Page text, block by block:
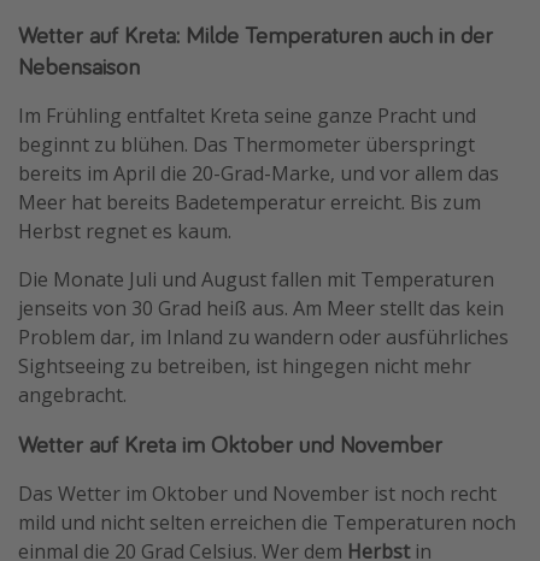
Wetter auf Kreta: Milde Temperaturen auch in der
Nebensaison
Im Frühling entfaltet Kreta seine ganze Pracht und
beginnt zu blühen. Das Thermometer überspringt
bereits im April die 20-Grad-Marke, und vor allem das
Meer hat bereits Badetemperatur erreicht. Bis zum
Herbst regnet es kaum.
Die Monate Juli und August fallen mit Temperaturen
jenseits von 30 Grad heiß aus. Am Meer stellt das kein
Problem dar, im Inland zu wandern oder ausführliches
Sightseeing zu betreiben, ist hingegen nicht mehr
angebracht.
Wetter auf Kreta im Oktober und November
Das Wetter im Oktober und November ist noch recht
mild und nicht selten erreichen die Temperaturen noch
einmal die 20 Grad Celsius. Wer dem Herbstin